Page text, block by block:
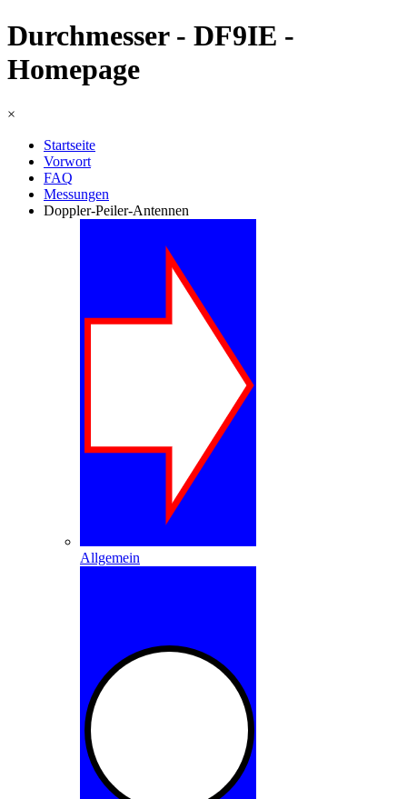
Durchmesser - DF9IE -
Homepage
×
Startseite
Vorwort
FAQ
Messungen
Doppler-Peiler-Antennen
Allgemein